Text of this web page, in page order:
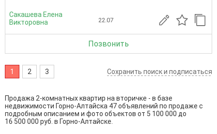
Сакашева Елена
Викторовна
22.07
Позвонить
1 2 3 Сохранить поиск и подписаться
Продажа 2-комнатных квартир на вторичке - в базе
недвижимости Горно-Алтайска 47 объявлений по продаже с
подробным описанием и фото объектов от 5 100 000 до
16 500 000 руб. в Горно-Алтайске.